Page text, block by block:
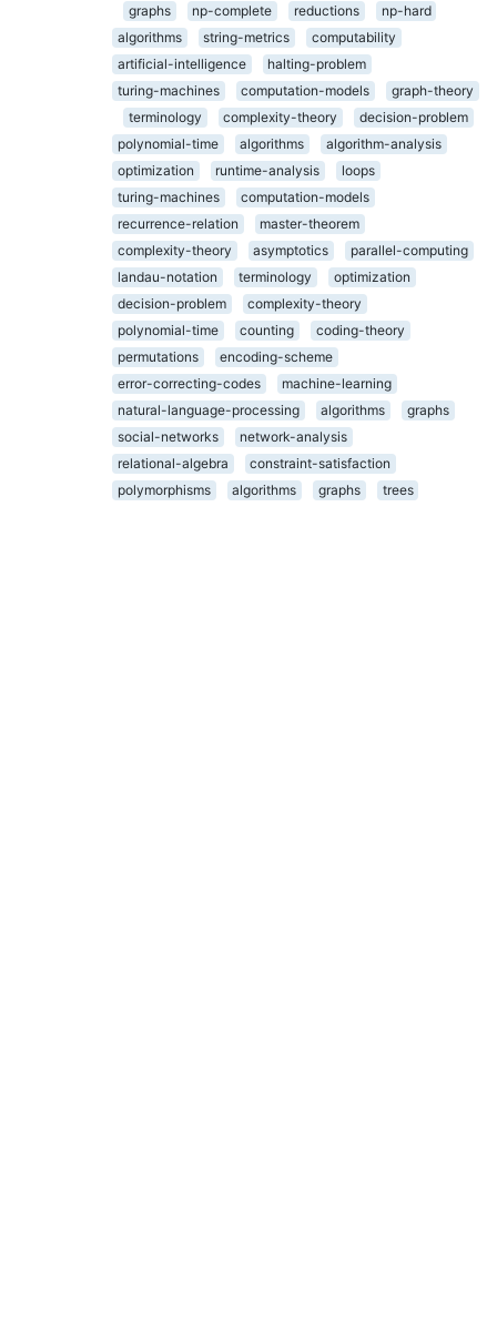
graphs
np-complete reductions
np-hard
algorithms
string-metrics
computability
artificial-intelligence
halting-problem
turing-machines
computation-models
graph-theory
terminology
complexity-theory
decision-problem
polynomial-time
algorithms
algorithm-analysis
optimization
runtime-analysis
loops
turing-machines
computation-models
recurrence-relation
master-theorem
complexity-theory
asymptotics
parallel-computing
landau-notation
terminology
optimization
decision-problem
complexity-theory
polynomial-time
counting
coding-theory
permutations
encoding-scheme
error-correcting-codes
machine-learning
natural-language-processing
algorithms
graphs
social-networks
network-analysis
relational-algebra
constraint-satisfaction
polymorphisms
algorithms graphs trees